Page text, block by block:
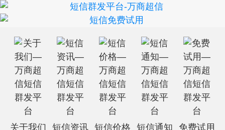
关于我们 短信资讯 短信价格 短信通知 免费试用